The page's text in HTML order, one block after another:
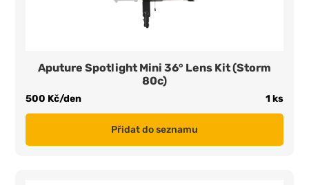
Aputure Spotlight Mini 36° Lens Kit (Storm
80c)
500 Kč/den 1 ks
Přidat do seznamu